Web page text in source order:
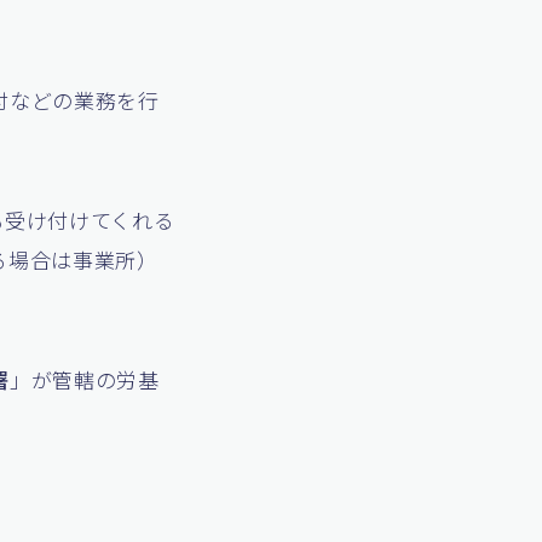
などの業務を行
け付けてくれる
合は事業所）
」が管轄の労基